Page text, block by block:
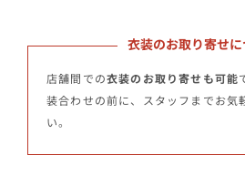
衣装のお取り寄せ
店舗間での衣装のお取り寄せも可能
装合わせの前に、スタッフまでお気
い。